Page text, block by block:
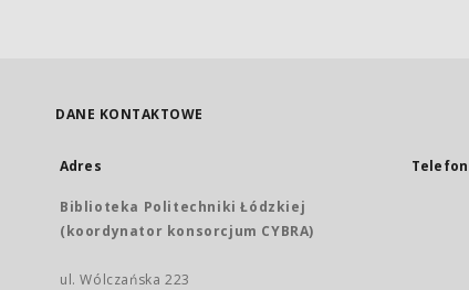
DANE KONTAKTOWE
Adres
Biblioteka Politechniki Łódzkiej
(koordynator konsorcjum CYBRA)
ul. Wólczańska 223
Telefon